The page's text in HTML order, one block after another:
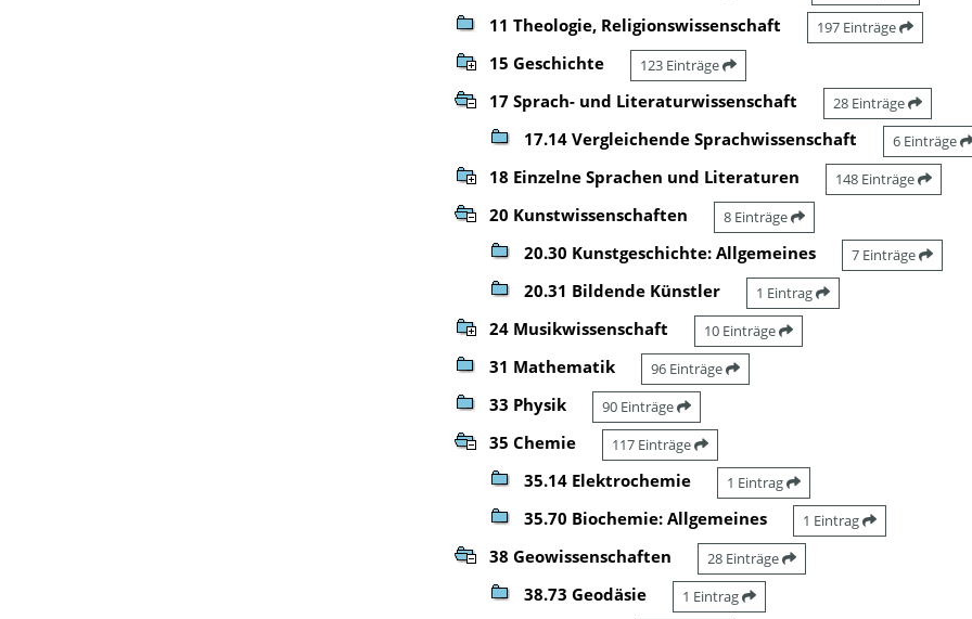
11 Theologie, Religionswissenschaft 197 Einträge
15 Geschichte 123 Einträge
17 Sprach- und Literaturwissenschaft 28 Einträge
17.14 Vergleichende Sprachwissenschaft 6 Einträge
18 Einzelne Sprachen und Literaturen 148 Einträge
20 Kunstwissenschaften 8 Einträge
20.30 Kunstgeschichte: Allgemeines 7 Einträge
20.31 Bildende Künstler 1 Eintrag
24 Musikwissenschaft 10 Einträge
31 Mathematik 96 Einträge
33 Physik 90 Einträge
35 Chemie 117 Einträge
35.14 Elektrochemie 1 Eintrag
35.70 Biochemie: Allgemeines 1 Eintrag
38 Geowissenschaften 28 Einträge
38.73 Geodäsie 1 Eintrag